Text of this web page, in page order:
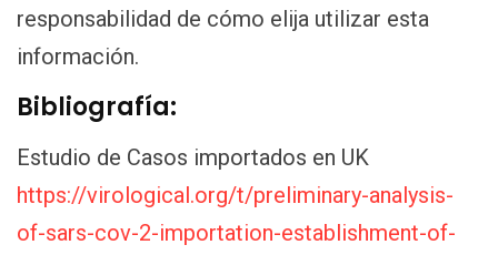
responsabilidad de cómo elija utilizar esta
información.
Bibliografía:
Estudio de Casos importados en UK
https://virological.org/t/preliminary-analysis-
of-sars-cov-2-importation-establishment-of-